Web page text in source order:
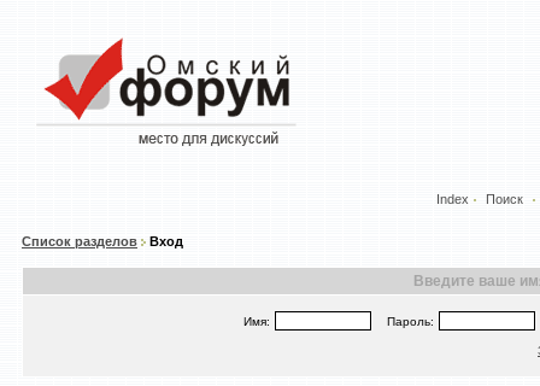
Index Поиск
Список разделов Вход
Введите ваше
Имя: Пароль: